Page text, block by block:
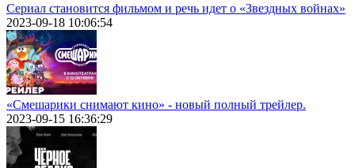
Сериал становится фильмом и речь идет о «Звездных войнах»
2023-09-18 10:06:54
«Смешарики снимают кино» - новый полный трейлер.
2023-09-15 16:36:29